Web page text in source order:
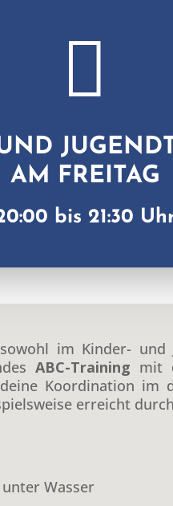

AM FREITAG
bis 21:30
im Kinder- und
ABC-Train­ing mit
Koor­di­na­tion im
erre­icht durch
Wasser